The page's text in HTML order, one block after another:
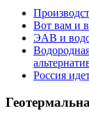
Вот вам и
ЭАВ и
Россия